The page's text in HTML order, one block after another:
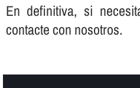
En definitiva, si
contacte con nosotros.